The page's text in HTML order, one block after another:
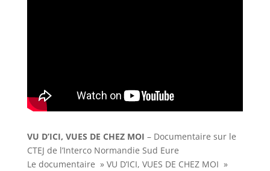
VU D’ICI, VUES DE CHEZ MOI – Documentaire sur le
CTEJ de l’Interco Normandie Sud Eure
Le documentaire » VU D’ICI, VUES DE CHEZ MOI »